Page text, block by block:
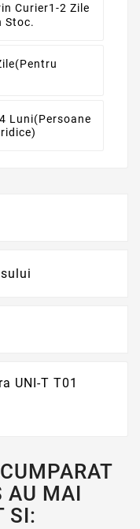
Curier1-2 Zile
Stoc.
(pentru
Luni(persoane
UNI-T T01
AU MAI
SI: